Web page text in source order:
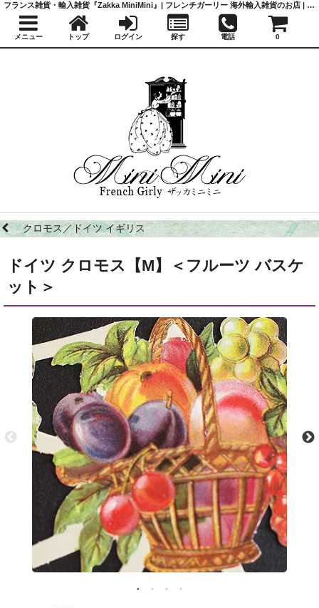
クロモス／ドイツ イギリス
ドイツ クロモス【M】＜フルーツ バスケ
ット＞
フランス雑貨・輸入雑貨『Zakka MiniMini』| フレンチガーリー 海外輸入雑貨のお店 | かわいい雑貨 | 蚤の市 | アンティーク
メニュー トップ ログイン 探す 電話 0